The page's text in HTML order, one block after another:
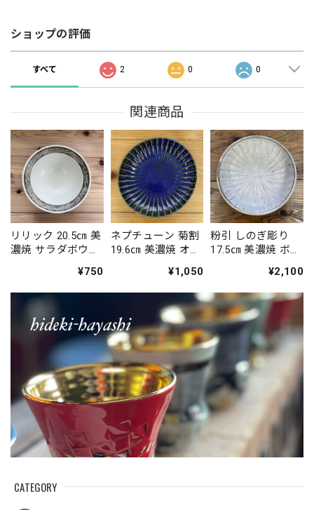
CATEGORY
ショップの評価
すべて 2 0 0
関連商品
リリック 20.5㎝ 美
濃焼 サラダボウル
¥750
ネプチューン 菊割
19.6㎝ 美濃焼 オー
¥1,050
粉引 しのぎ彫り
17.5㎝ 美濃焼 ボウ
¥2,100